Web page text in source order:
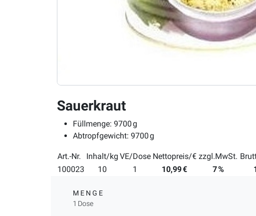
Sauerkraut
Füllmenge: 9700 g
Abtropfgewicht: 9700 g
Art.-Nr. Inhalt/kg VE/Dose Nettopreis/€ zzgl.MwSt.
100023
10 1 10,99 € 7 %
MENGE
1 Dose